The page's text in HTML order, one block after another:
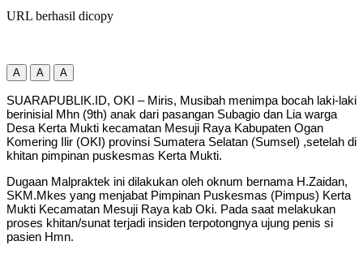
URL berhasil dicopy
A A A
SUARAPUBLIK.ID, OKI – Miris, Musibah menimpa bocah laki-laki
berinisial Mhn (9th) anak dari pasangan Subagio dan Lia warga
Desa Kerta Mukti kecamatan Mesuji Raya Kabupaten Ogan
Komering Ilir (OKI) provinsi Sumatera Selatan (Sumsel) ,setelah di
khitan pimpinan puskesmas Kerta Mukti.
Dugaan Malpraktek ini dilakukan oleh oknum bernama H.Zaidan,
SKM.Mkes yang menjabat Pimpinan Puskesmas (Pimpus) Kerta
Mukti Kecamatan Mesuji Raya kab Oki. Pada saat melakukan
proses khitan/sunat terjadi insiden terpotongnya ujung penis si
pasien Hmn.